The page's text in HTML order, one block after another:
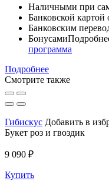
Наличными при
Банковской картой
Банковским
Бонусами
программа
Подробнее
Смотрите также
Гибискус Добавить в
Букет роз и гвоздик
9 090 ₽
Купить